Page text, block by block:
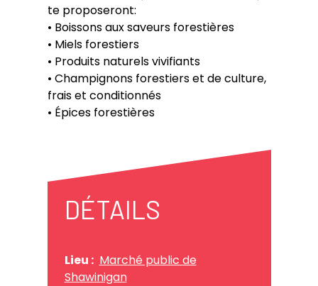
te proposeront:
• Boissons aux saveurs forestières
• Miels forestiers
• Produits naturels vivifiants
• Champignons forestiers et de culture,
frais et conditionnés
• Épices forestières
DÉTAILS
Lieu : Marché public de
Shawinigan